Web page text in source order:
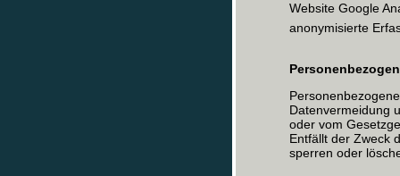
Website Google
anonymisierte
Datenvermeidung
oder vom
Entfällt der Zweck
sperren oder